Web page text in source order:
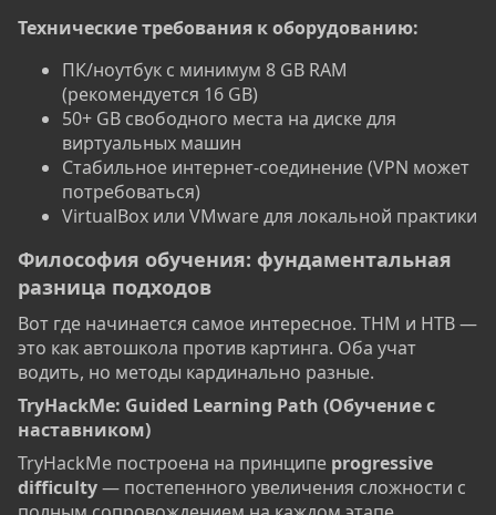
Технические требования к оборудованию:​
ПК/ноутбук с минимум 8 GB RAM
(рекомендуется 16 GB)
50+ GB свободного места на диске для
виртуальных машин
Стабильное интернет-соединение (VPN может
потребоваться)
VirtualBox или VMware для локальной практики
Философия обучения: фундаментальная
разница подходов​
Вот где начинается самое интересное. THM и HTB —
это как автошкола против картинга. Оба учат
водить, но методы кардинально разные.
TryHackMe: Guided Learning Path (Обучение с
наставником)​
TryHackMe построена на принципе progressive
difficulty— постепенного увеличения сложности с